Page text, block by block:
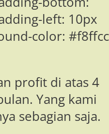
left: 10px
color: #f8ffcc
profit di atas 4
Yang kami
sebagian saja.